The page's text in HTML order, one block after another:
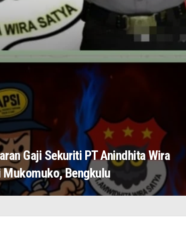
Gaji Sekuriti PT Anindhita Wira
Mukomuko, Bengkulu